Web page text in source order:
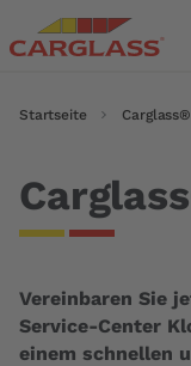
Direkt zum Inhalt
Pfadnavigation
Startseite
Vereinbaren Sie
Service-Center
einem schnellen